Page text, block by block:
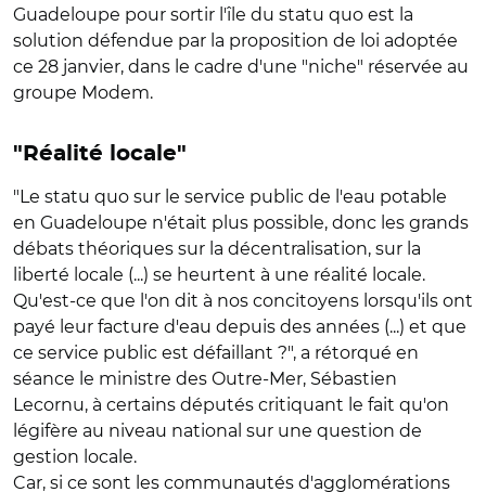
Guadeloupe pour sortir l'île du statu quo est la
solution défendue par la proposition de loi adoptée
ce 28 janvier, dans le cadre d'une "niche" réservée au
groupe Modem.
"Réalité locale"
"Le statu quo sur le service public de l'eau potable
en Guadeloupe n'était plus possible, donc les grands
débats théoriques sur la décentralisation, sur la
liberté locale (...) se heurtent à une réalité locale.
Qu'est-ce que l'on dit à nos concitoyens lorsqu'ils ont
payé leur facture d'eau depuis des années (...) et que
ce service public est défaillant ?", a rétorqué en
séance le ministre des Outre-Mer, Sébastien
Lecornu, à certains députés critiquant le fait qu'on
légifère au niveau national sur une question de
gestion locale.
Car, si ce sont les communautés d'agglomérations